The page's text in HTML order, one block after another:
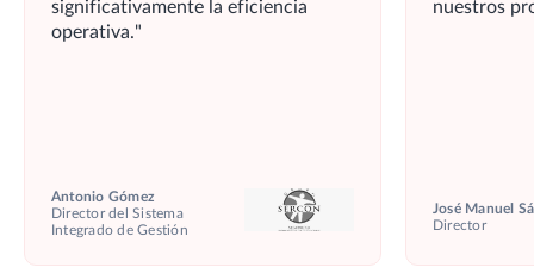
significativamente la eficiencia
operativa.
Antonio Gómez
Director del Sistema
Integrado de Gestión
nuestros
José Manuel
Director